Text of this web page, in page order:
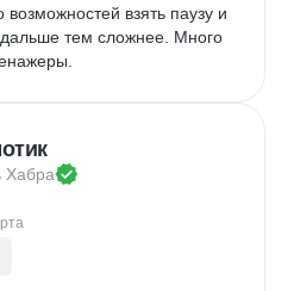
взять паузу и
дальше тем сложнее. Много
Хабра